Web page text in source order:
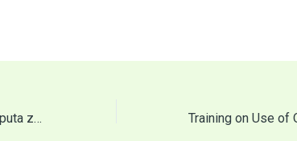
Obuka o upotrebi organskih inputa za uzgajivače maline, jagode i LAB